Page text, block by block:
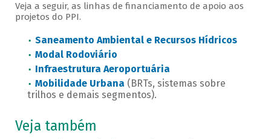
Veja a seguir, as linhas de financiamento de apoio aos
projetos do PPI.
Saneamento Ambiental e Recursos Hídricos
Modal Rodoviário
Infraestrutura Aeroportuária
Mobilidade Urbana (BRTs, sistemas sobre
trilhos e demais segmentos).
Veja também